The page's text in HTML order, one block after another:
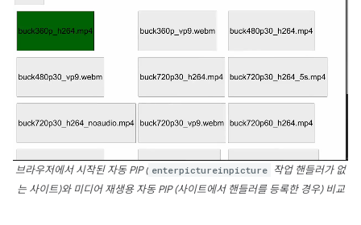
브라우저에서 시작된 자동 PIP ( enterpictureinpicture 작업 핸들러가 없
는 사이트)와 미디어 재생용 자동 PIP (사이트에서 핸들러를 등록한 경우) 비교